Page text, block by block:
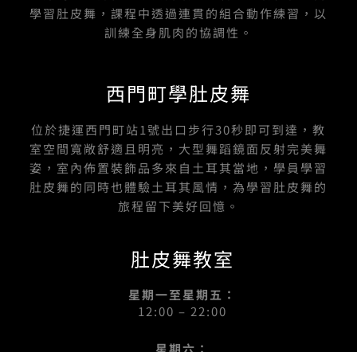
學習肚皮舞，課程中透過連貫的組合動作練習，以
訓練全身肌肉的協調性。
西門町學肚皮舞
位於捷運西門町站1號出口步行30秒即可到達，教
室空間寬敞舒適且明亮，大型舞蹈鏡面反射完美舞
姿，室內佈置裝飾品多來自土耳其當地，學員學習
肚皮舞的同時也體驗土耳其風情，為學習肚皮舞的
旅程留下美好回憶。
肚皮舞教室
星期一至星期五：
12:00 – 22:00
星期六：